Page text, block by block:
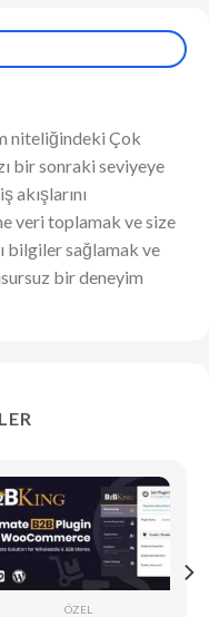
niteliğindeki Çok
bir sonraki seviyeye
akışlarını
veri toplamak ve size
bilgiler sağlamak ve
bir deneyim
ÖZEL